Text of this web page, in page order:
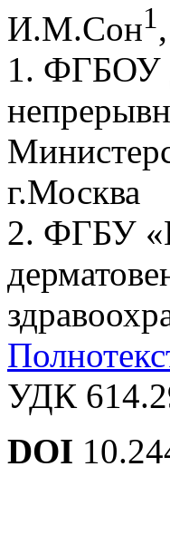
И.М.Сон1
1. ФГБОУ
г.Москва
2. ФГБУ
УДК
DOI